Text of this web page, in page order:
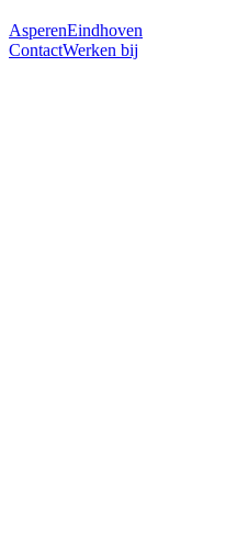
AsperenEindhoven
ContactWerken bij